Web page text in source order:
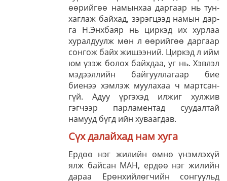
өөрийгөө намын­хаа даргаар нь тун­
хаг­лаж байхад, зэрэг­цээд намын дар­
га Н.Энхбаяр нь цир­кэд их хурлаа
хурал­дуулж мөн л өөрийгөө дар­гаар
сонгож байх жишээний. Цир­кэд л ийм
юм үзэж болох байхдаа, уг нь. Хэвлэл
мэ­дээл­лийн байгуул­ла­гаар бие
биенээ хэмлэж муу­лахаа ч март­сан­
гүй. Адуу үр­гэ­хэд илжиг хул­жив
гэгчээр пар­ла­мен­тад суудалтай
намууд бүгд ийн хуваагдав.
Сүх далайхад нам хуга
Ердөө нэг жилийн өмнө үнэмлэхүй
ялж байсан МАН, ердөө нэг жилийн
дараа Ерөнхийлөгчийн сонгуульд